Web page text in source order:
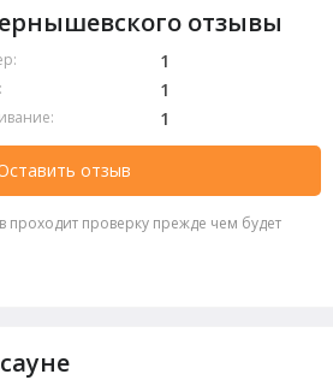
отзывы
1
1
1
отзыв
проходит проверку прежде чем будет